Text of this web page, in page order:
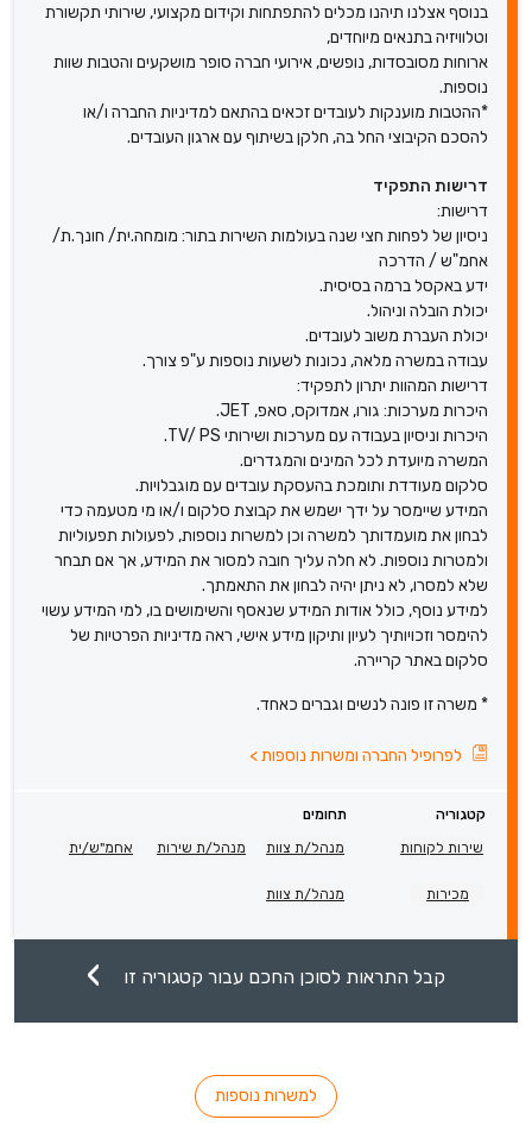
בנוסף אצלנו תיהנו מכלים להתפתחות וקידום מקצועי, שירותי תקשורת
וטלוויזיה בתנאים מיוחדים,
ארוחות מסובסדות, נופשים, אירועי חברה סופר מושקעים והטבות שוות
נוספות.
*ההטבות מוענקות לעובדים זכאים בהתאם למדיניות החברה ו/או
להסכם הקיבוצי החל בה, חלקן בשיתוף עם ארגון העובדים.
דרישות התפקיד
דרישות:
ניסיון של לפחות חצי שנה בעולמות השירות בתור: מומחה.ית/ חונך.ת/
אחמ"ש / הדרכה
ידע באקסל ברמה בסיסית.
יכולת הובלה וניהול.
יכולת העברת משוב לעובדים.
עבודה במשרה מלאה, נכונות לשעות נוספות ע"פ צורך.
דרישות המהוות יתרון לתפקיד:
היכרות מערכות: גורו, אמדוקס, סאפ, JET.
היכרות וניסיון בעבודה עם מערכות ושירותי TV/ PS.
המשרה מיועדת לכל המינים והמגדרים.
סלקום מעודדת ותומכת בהעסקת עובדים עם מוגבלויות.
המידע שיימסר על ידך ישמש את קבוצת סלקום ו/או מי מטעמה כדי
לבחון את מועמדותך למשרה וכן למשרות נוספות, לפעולות תפעוליות
ולמטרות נוספות. לא חלה עליך חובה למסור את המידע, אך אם תבחר
שלא למסרו, לא ניתן יהיה לבחון את התאמתך.
למידע נוסף, כולל אודות המידע שנאסף והשימושים בו, למי המידע עשוי
להימסר וזכויותיך לעיון ותיקון מידע אישי, ראה מדיניות הפרטיות של
סלקום באתר קריירה.
* משרה זו פונה לנשים וגברים כאחד.
לפרופיל החברה ומשרות נוספות>
קטגוריה
תחומים
שירות לקוחות
מנהל/ת צוות מנהל/ת שירות אחמ"ש/ית
מכירות מנהל/ת צוות
קבל התראות לסוכן החכם עבור קטגוריה זו
למשרות נוספות